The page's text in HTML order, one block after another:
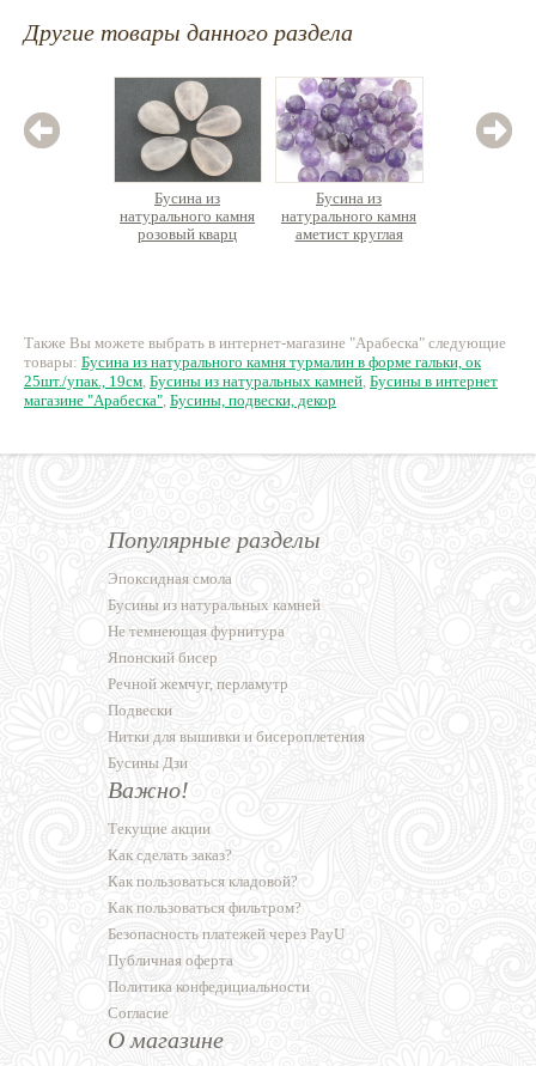
Другие товары данного раздела
Бусина из
натурального камня
розовый кварц
Бусина из
натурального камня
аметист круглая
Также Вы можете выбрать в интернет-магазине "Арабеска" следующие
товары: Бусина из натурального камня турмалин в форме гальки, ок
25шт./упак., 19см, Бусины из натуральных камней, Бусины в интернет
магазине "Арабеска", Бусины, подвески, декор
Популярные разделы
Эпоксидная смола
Бусины из натуральных камней
Не темнеющая фурнитура
Японский бисер
Речной жемчуг, перламутр
Подвески
Нитки для вышивки и бисероплетения
Бусины Дзи
Важно!
Текущие акции
Как сделать заказ?
Как пользоваться кладовой?
Как пользоваться фильтром?
Безопасность платежей через PayU
Публичная оферта
Политика конфедициальности
Согласие
О магазине